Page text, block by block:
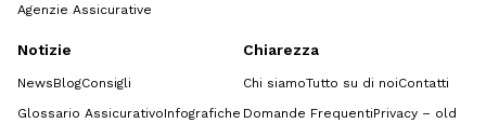
Agenzie Assicurative
Notizie
NewsBlogConsigli
Glossario AssicurativoInfografiche
Chiarezza
Chi siamoTutto su di noiContatti
Domande FrequentiPrivacy – old